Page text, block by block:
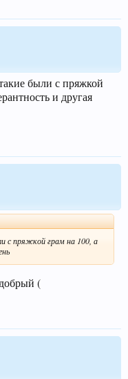
были с пряжкой
и другая
с пряжкой грам на 100, а
(